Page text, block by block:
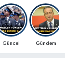
Güncel Gündem